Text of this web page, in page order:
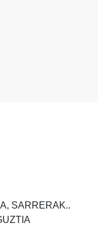
SARRERAK..